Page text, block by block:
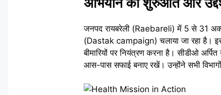
जनपद रायबरेली (Raebareli) में 5 से 31
(Dastak campaign) चलाया जा रहा है। इस
बीमारियों पर नियंत्रण करना है। सीडीओ
आस-पास सफाई बनाए रखें। उन्होंने सभी